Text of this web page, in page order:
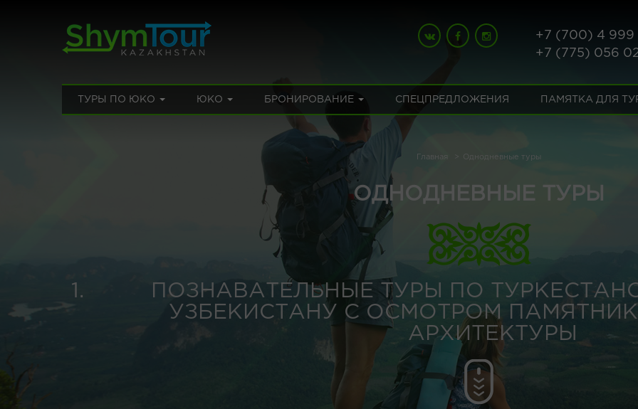
+7 (700) 4 999
+7 (775) 056
ТУРЫ ПО ЮКО ЮКО БРОНИРОВАНИЕ СПЕЦПРЕДЛОЖЕНИЯ ПАМЯТКА ДЛЯ
Главная Однодневные туры
ОДНОДНЕВНЫЕ ТУРЫ
ПОЗНАВАТЕЛЬНЫЕ ТУРЫ ПО
УЗБЕКИСТАНУ С ОСМОТРОМ
АРХИТЕКТУРЫ